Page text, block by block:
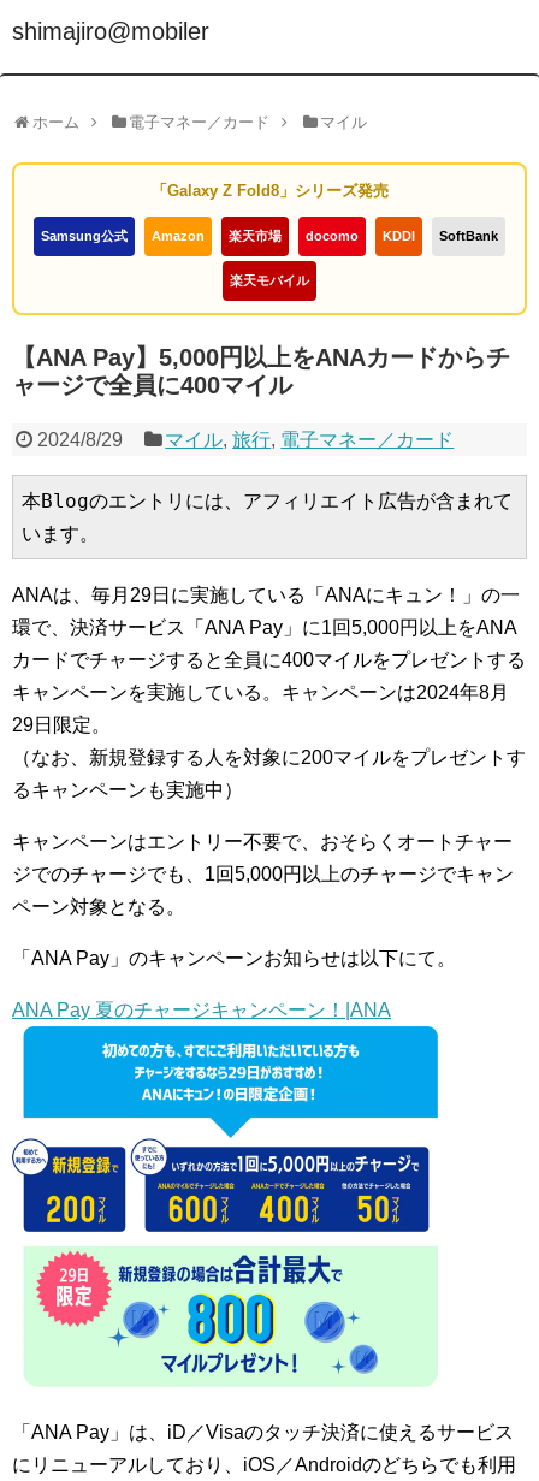
shimajiro@mobiler
ホーム 電子マネー／カード マイル
「Galaxy Z Fold8」シリーズ発売
Samsung公式 Amazon 楽天市場 docomo KDDI SoftBank
楽天モバイル
【ANA Pay】5,000円以上をANAカードからチ
ャージで全員に400マイル
2024/8/29 マイル,旅行, 電子マネー／カード
本Blogのエントリには、アフィリエイト広告が含まれて
います。
ANAは、毎月29日に実施している「ANAにキュン！」の一
環で、決済サービス「ANA Pay」に1回5,000円以上をANA
カードでチャージすると全員に400マイルをプレゼントする
キャンペーンを実施している。キャンペーンは2024年8月
29日限定。
（なお、新規登録する人を対象に200マイルをプレゼントす
るキャンペーンも実施中）
キャンペーンはエントリー不要で、おそらくオートチャー
ジでのチャージでも、1回5,000円以上のチャージでキャン
ペーン対象となる。
「ANA Pay」のキャンペーンお知らせは以下にて。
ANA Pay 夏のチャージキャンペーン！|ANA
「ANA Pay」は、iD／Visaのタッチ決済に使えるサービス
にリニューアルしており、iOS／Androidのどちらでも利用